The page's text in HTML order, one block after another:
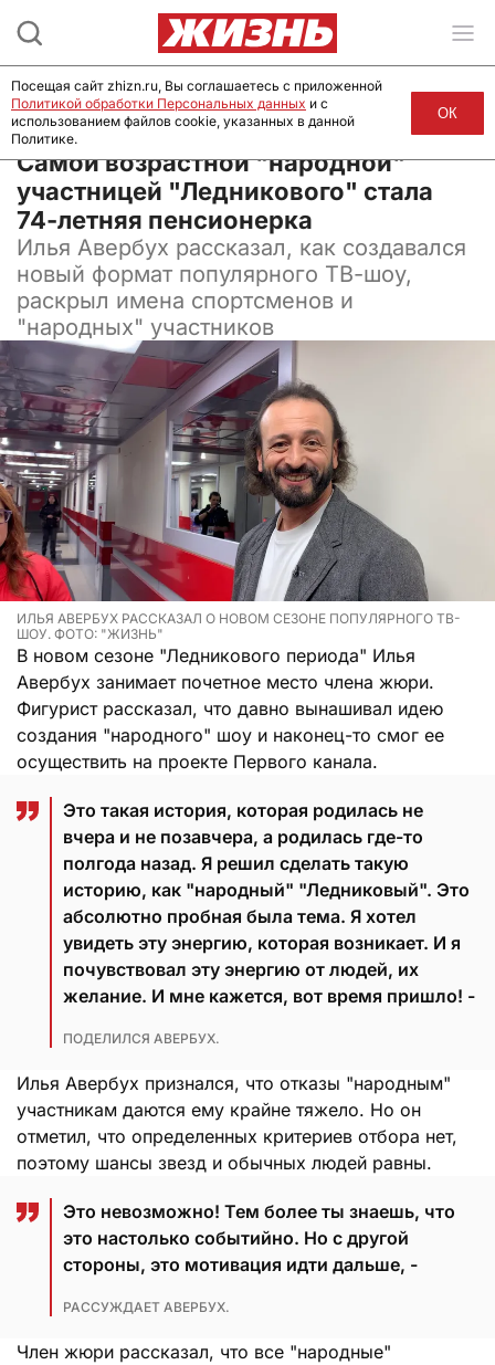
07 октября 2024, 13:42
Самой возрастной "народной"
участницей "Ледникового" стала
74-летняя пенсионерка
Илья Авербух рассказал, как создавался
новый формат популярного ТВ-шоу,
раскрыл имена спортсменов и
"народных" участников
ИЛЬЯ АВЕРБУХ РАССКАЗАЛ О НОВОМ СЕЗОНЕ ПОПУЛЯРНОГО ТВ-
ШОУ. ФОТО: "ЖИЗНЬ"
В новом сезоне "Ледникового периода" Илья
Авербух занимает почетное место члена жюри.
Фигурист рассказал, что давно вынашивал идею
создания "народного" шоу и наконец-то смог ее
осуществить на проекте Первого канала.
Это такая история, которая родилась не
вчера и не позавчера, а родилась где-то
полгода назад. Я решил сделать такую
историю, как "народный" "Ледниковый". Это
абсолютно пробная была тема. Я хотел
увидеть эту энергию, которая возникает. И я
почувствовал эту энергию от людей, их
желание. И мне кажется, вот время пришло! -
ПОДЕЛИЛСЯ АВЕРБУХ.
Илья Авербух признался, что отказы "народным"
участникам даются ему крайне тяжело. Но он
отметил, что определенных критериев отбора нет,
поэтому шансы звезд и обычных людей равны.
Это невозможно! Тем более ты знаешь, что
это настолько событийно. Но с другой
стороны, это мотивация идти дальше, -
РАССУЖДАЕТ АВЕРБУХ.
Член жюри рассказал, что все "народные"
Посещая сайт zhizn.ru, Вы соглашаетесь с приложенной
Политикой обработки Персональных данных и с
использованием файлов cookie, указанных в данной
Политике.
ОК